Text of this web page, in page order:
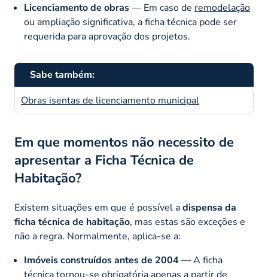
Licenciamento de obras— Em caso de remodelação
ou ampliação significativa, a ficha técnica pode ser
requerida para aprovação dos projetos.
Sabe também:
Obras isentas de licenciamento municipal
Em que momentos não necessito de
apresentar a Ficha Técnica de
Habitação?
Existem situações em que é possível adispensa da
ficha técnica de habitação, mas estas são exceções e
não a regra. Normalmente, aplica-se a:
Imóveis construídos antes de 2004— A ficha